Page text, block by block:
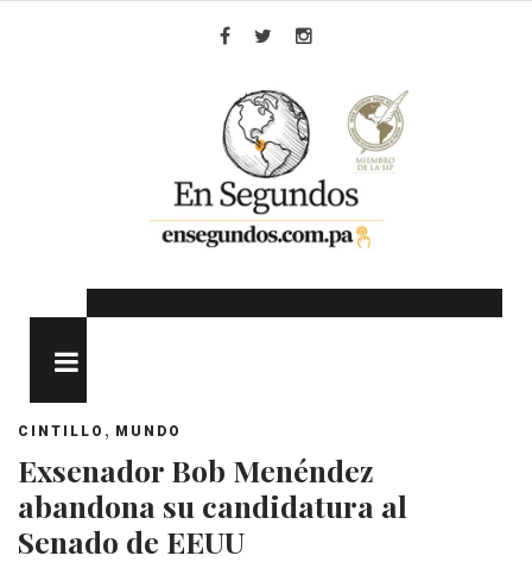
CINTILLO , MUNDO
Exsenador Bob Menéndez
abandona su candidatura al
Senado de EEUU